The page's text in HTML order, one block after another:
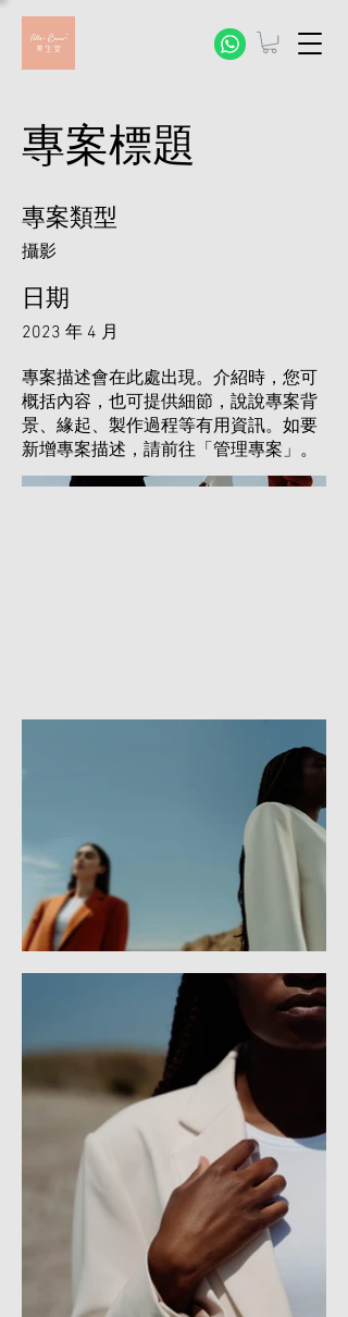
專案標題
專案類型
攝影
日期
2023 年 4 月
專案描述會在此處出現。介紹時，您可
概括內容，也可提供細節，說說專案背
景、緣起、製作過程等有用資訊。如要
新增專案描述，請前往「管理專案」。